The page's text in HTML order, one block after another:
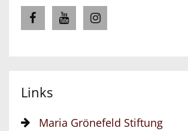
Links
Maria Grönefeld Stiftung